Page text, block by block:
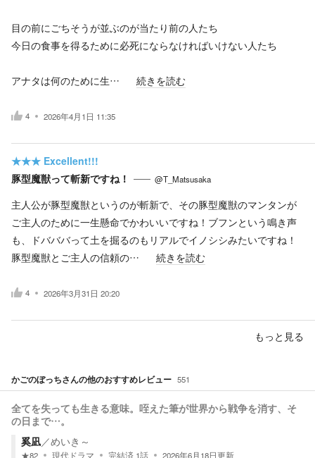
目の前にごちそうが並ぶのが当たり前の人たち
今日の食事を得るために必死にならなければいけない人たち
アナタは何のために生… 続きを読む
4 2026年4月1日 11:35
★★★ Excellent!!!
豚型魔獣って斬新ですね！
@T_Matsusaka
主人公が豚型魔獣というのが斬新で、その豚型魔獣のマンタンが
ご主人のために一生懸命でかわいいですね！ブフンという鳴き声
も、ドバババって土を掘るのもリアルでイノシシみたいですね！
豚型魔獣とご主人の信頼の…
続きを読む
4 2026年3月31日 20:20
もっと見る
かごのぼっちさんの他のおすすめレビュー 551
全てを失っても生きる意味。咥えた筆が世界から戦争を消す、そ
の日まで…。
奚凪／めいき～
★82 現代ドラマ 完結済 1話 2026年6月18日更新